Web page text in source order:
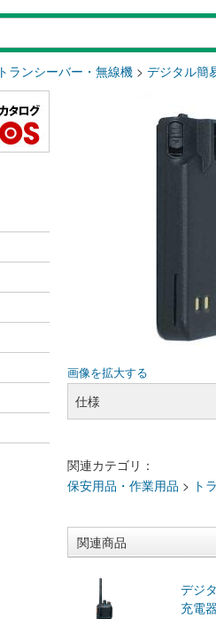
トランシーバー・無線機 > デジタル簡
画像を拡大する
仕様
関連カテゴリ：
保安用品・作業用品 > ト
関連商品
デジ
充電